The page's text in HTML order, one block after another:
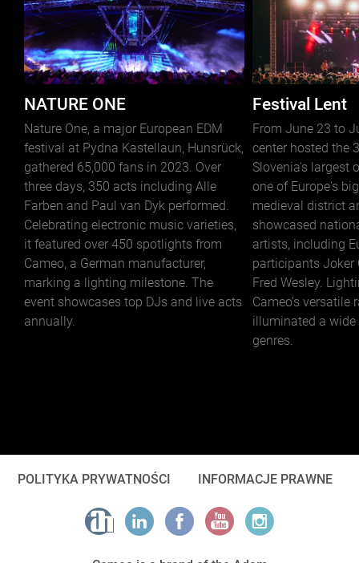
NATURE ONE
Nature One, a major European EDM
festival at Pydna Kastellaun, Hunsrück,
gathered 65,000 fans in 2023. Over
three days, 350 acts including Alle
Farben and Paul van Dyk performed.
Celebrating electronic music varieties,
it featured over 450 spotlights from
Cameo, a German manufacturer,
marking a lighting milestone. The
event showcases top DJs and live acts
annually.
Festival Lent
From June 23 to
center hosted the
Slovenia's largest
one of Europe's
medieval district
showcased
artists, including
participants Joker
Fred Wesley.
Cameo's versatile
illuminated a
genres.
POLITYKA PRYWATNOŚCI INFORMACJE PRAWNE